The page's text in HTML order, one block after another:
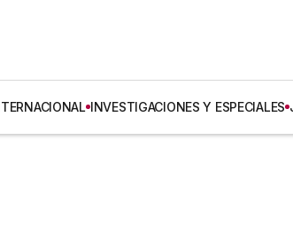
INVESTIGACIONES Y ESPECIALES